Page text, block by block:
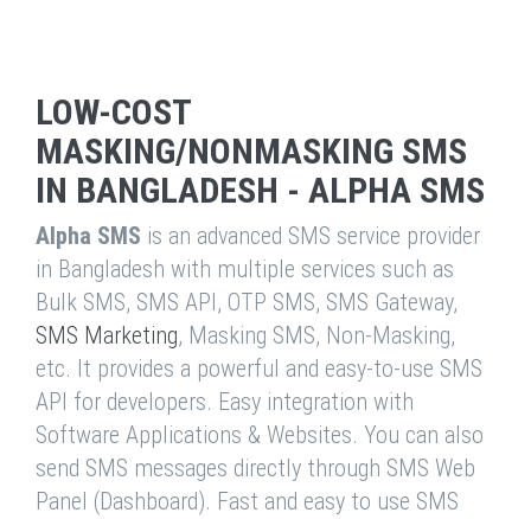
LOW-COST
MASKING/NONMASKING SMS
IN BANGLADESH - ALPHA SMS
Alpha SMS is an advanced SMS service provider
in Bangladesh with multiple services such as
Bulk SMS, SMS API, OTP SMS, SMS Gateway,
SMS Marketing, Masking SMS, Non-Masking,
etc. It provides a powerful and easy-to-use SMS
API for developers. Easy integration with
Software Applications & Websites. You can also
send SMS messages directly through SMS Web
Panel (Dashboard). Fast and easy to use SMS